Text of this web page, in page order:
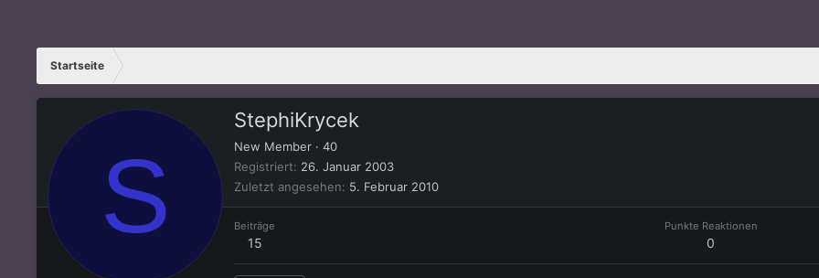
Startseite
S
StephiKrycek
New Member · 40
Registriert
26. Januar 2003
Zuletzt angesehen
5. Februar 2010
Beiträge
15
Punkte Reaktionen
0